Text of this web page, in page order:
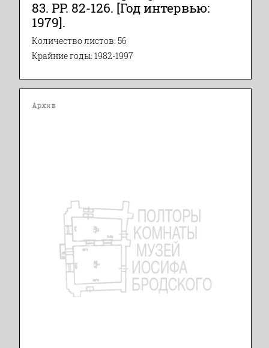
83. PP. 82-126. [Год интервью:
1979].
Количество листов: 56
Крайние годы: 1982-1997
Архив